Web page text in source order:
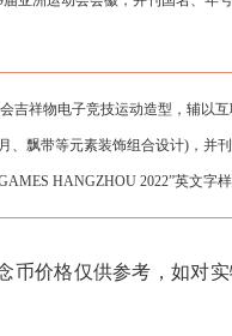
吉祥物电子竞技运动造型，辅以
、飘带等元素装饰组合设计)，并
HANGZHOU 2022”英文字
币价格仅供参考，如对